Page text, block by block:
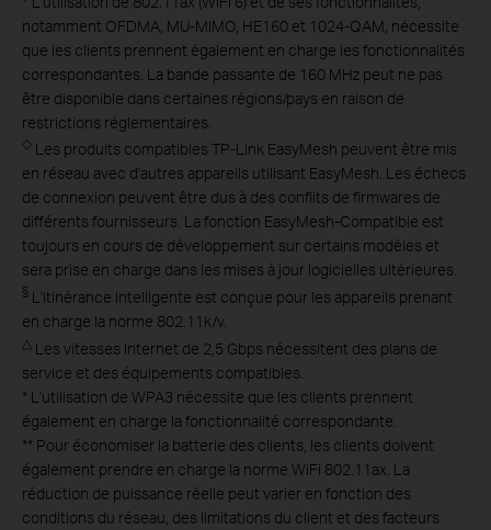
notamment OFDMA, MU-MIMO, HE160 et 1024-QAM, nécessite
que les clients prennent également en charge les fonctionnalités
correspondantes. La bande passante de 160 MHz peut ne pas
être disponible dans certaines régions/pays en raison de
restrictions réglementaires.
◇ Les produits compatibles TP-Link EasyMesh peuvent être mis
en réseau avec d'autres appareils utilisant EasyMesh. Les échecs
de connexion peuvent être dus à des conflits de firmwares de
différents fournisseurs. La fonction EasyMesh-Compatible est
toujours en cours de développement sur certains modèles et
sera prise en charge dans les mises à jour logicielles ultérieures.
§ L'itinérance intelligente est conçue pour les appareils prenant
en charge la norme 802.11k/v.
△ Les vitesses Internet de 2,5 Gbps nécessitent des plans de
service et des équipements compatibles.
* L'utilisation de WPA3 nécessite que les clients prennent
également en charge la fonctionnalité correspondante.
** Pour économiser la batterie des clients, les clients doivent
également prendre en charge la norme WiFi 802.11ax. La
réduction de puissance réelle peut varier en fonction des
conditions du réseau, des limitations du client et des facteurs